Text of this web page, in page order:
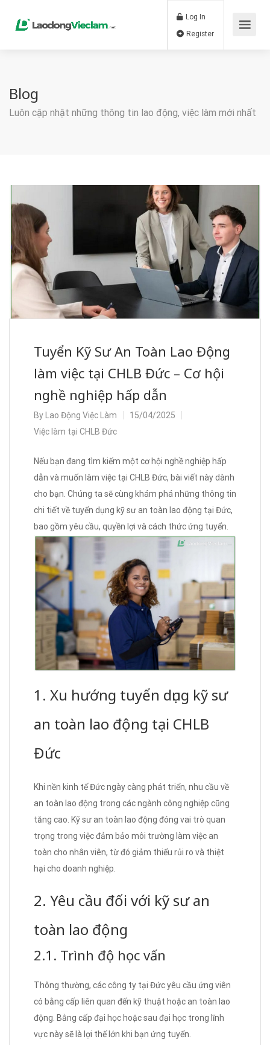
Log In
Blog
Luôn cập nhật những thông tin lao động, việc làm mới nhất
Tuyển Kỹ Sư An Toàn Lao Động
làm việc tại CHLB Đức – Cơ hội
nghề nghiệp hấp dẫn
By Lao Động Việc Làm
15/04/2025
Việc làm tại CHLB Đức
Nếu bạn đang tìm kiếm một cơ hội nghề nghiệp hấp
dẫn và muốn làm việc tại CHLB Đức, bài viết này dành
cho bạn. Chúng ta sẽ cùng khám phá những thông tin
chi tiết về tuyển dụng kỹ sư an toàn lao động tại Đức,
bao gồm yêu cầu, quyền lợi và cách thức ứng tuyển.
1. Xu hướng tuyển dụng kỹ sư
an toàn lao động tại CHLB
Đức
Khi nền kinh tế Đức ngày càng phát triển, nhu cầu về
an toàn lao động trong các ngành công nghiệp cũng
tăng cao. Kỹ sư an toàn lao động đóng vai trò quan
trọng trong việc đảm bảo môi trường làm việc an
toàn cho nhân viên, từ đó giảm thiểu rủi ro và thiệt
hại cho doanh nghiệp.
2. Yêu cầu đối với kỹ sư an
toàn lao động
2.1. Trình độ học vấn
Thông thường, các công ty tại Đức yêu cầu ứng viên
có bằng cấp liên quan đến kỹ thuật hoặc an toàn lao
động. Bằng cấp đại học hoặc sau đại học trong lĩnh
vực này sẽ là lợi thế lớn khi bạn ứng tuyển.